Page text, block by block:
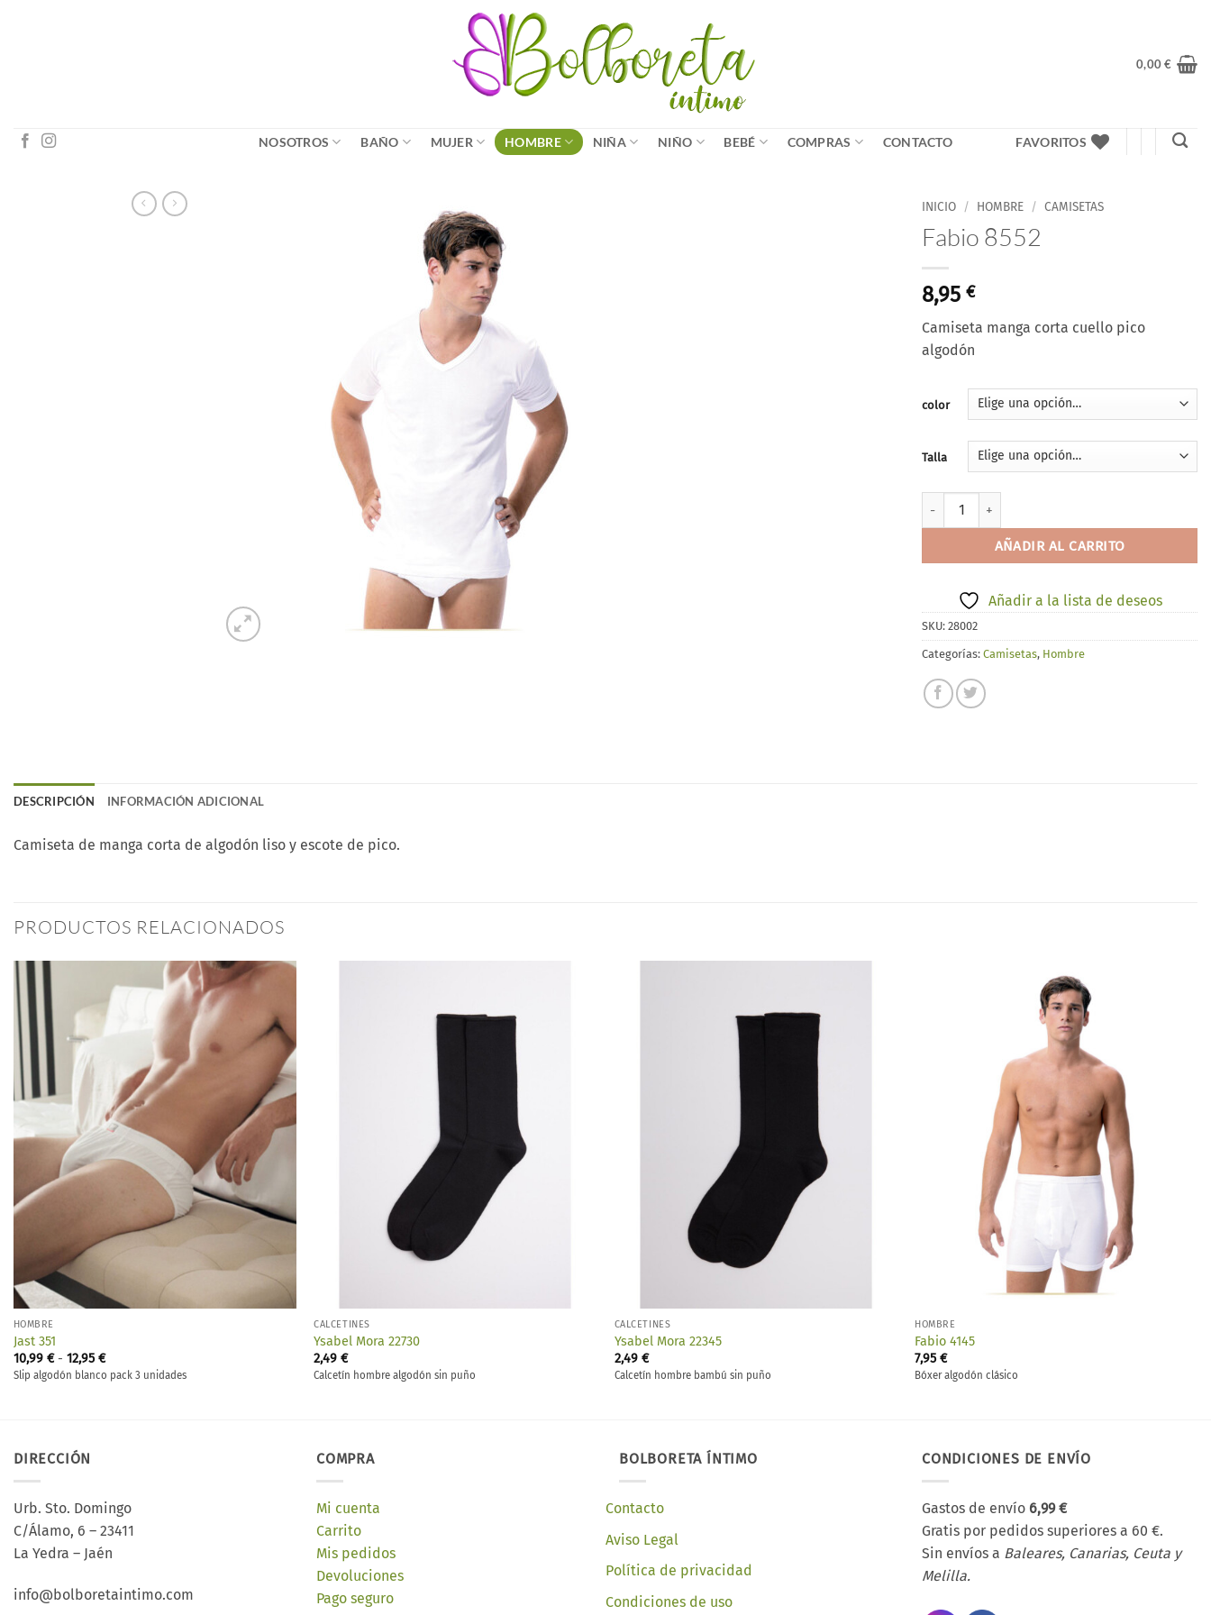
0,00€
NOSOTROS BAÑO MUJER HOMBRE NIÑA NIÑO BEBÉ COMPRAS CONTACTO FAVORITOS
INICIO / HOMBRE / CAMISETAS
Fabio 8552
8,95 €
Camiseta manga corta cuello pico
algodón
color
Talla
Fabio 8552 cantidad
AÑADIR AL CARRITO
Añadir a la lista de deseos
SKU: 28002
Categorías: Camisetas, Hombre
DESCRIPCIÓN INFORMACIÓN ADICIONAL
Camiseta de manga corta de algodón liso y escote de pico.
PRODUCTOS RELACIONADOS
a la
lista
HOMBRE
Jast 351
10,99 € - 12,95€Rango
de
precios:
Slip algodón blanco pack 3 unidades
CALCETINES
Ysabel Mora 22730
2,49€
Calcetín hombre algodón sin puño
CALCETINES
Ysabel Mora 22345
2,49 €
Calcetín hombre bambú sin puño
HOMBRE
Fabio 4145
7,95€
Bóxer algodón clásico
DIRECCIÓN
Urb. Sto. Domingo
C/Álamo, 6 – 23411
La Yedra – Jaén
info@bolboretaintimo.com
COMPRA
Mi cuenta
Carrito
Mis pedidos
Devoluciones
Pago seguro
BOLBORETA ÍNTIMO
Contacto
Aviso Legal
Política de privacidad
Condiciones de uso
CONDICIONES DE ENVÍO
Gastos de envío 6,99 €
Gratis por pedidos superiores a 60 €.
Sin envíos a Baleares, Canarias, Ceuta y
Melilla.